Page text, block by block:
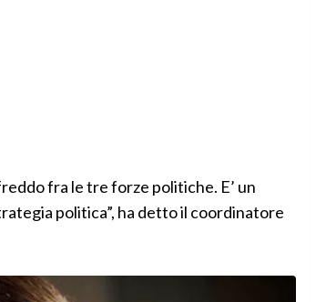
fra le tre forze politiche. E’ un
politica”, ha detto il coordinatore